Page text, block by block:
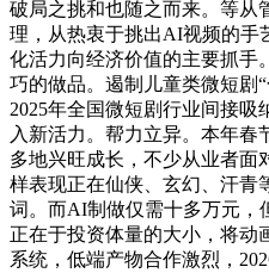
破局之挑和也随之而来。等从
理，从热衷于挑出AI视频的手
化活力向经济价值的主要抓手
巧的做品。遏制儿童类微短剧
2025年全国微短剧行业间接吸
入新活力。帮力立异。本年春
多地兴旺成长，不少从业者面
样表现正在仙侠、玄幻、汗青
词。而AI制做仅需十多万元，
正在于投资体量的大小，将动
系统，低端产物合作激烈，